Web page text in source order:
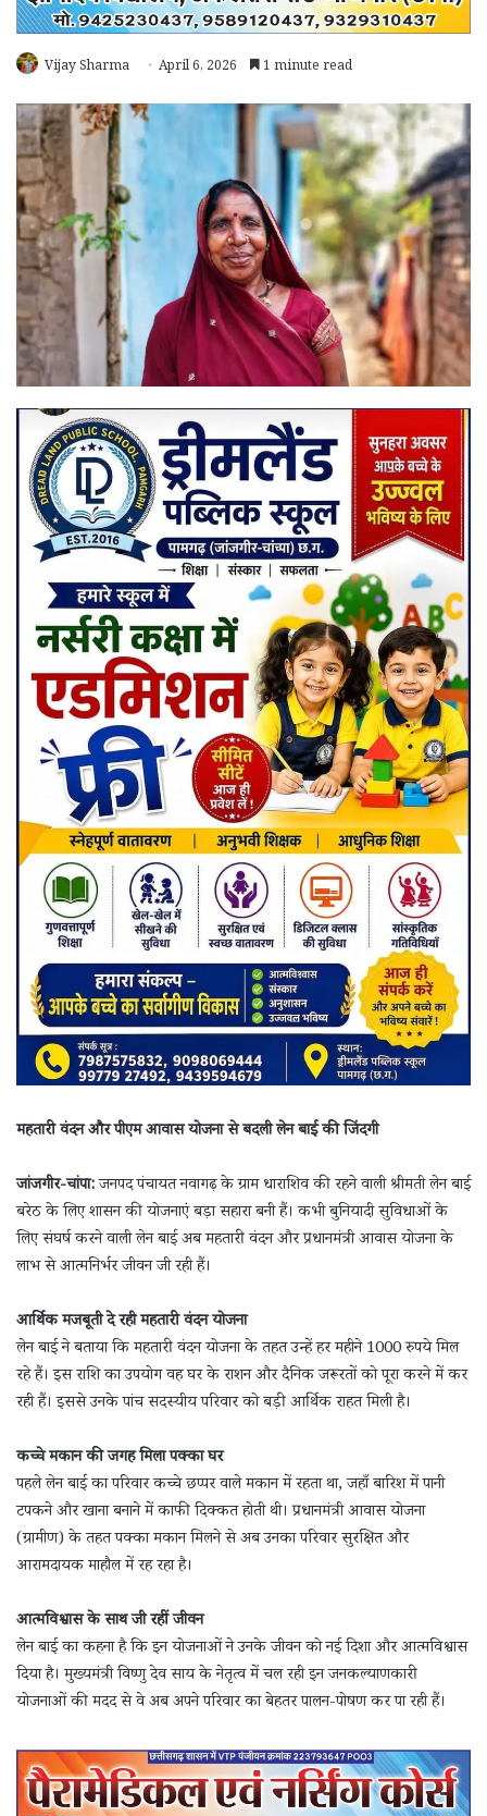
Vijay Sharma April 6, 2026 1 minute read
महतारी वंदन और पीएम आवास योजना से बदली लेन बाई की जिंदगी
जांजगीर-चांपा:जनपद पंचायत नवागढ़ के ग्राम धाराशिव की रहने वाली श्रीमती लेन बाई
बरेठ के लिए शासन की योजनाएं बड़ा सहारा बनी हैं। कभी बुनियादी सुविधाओं के
लिए संघर्ष करने वाली लेन बाई अब महतारी वंदन और प्रधानमंत्री आवास योजना के
लाभ से आत्मनिर्भर जीवन जी रही हैं।
आर्थिक मजबूती दे रही महतारी वंदन योजना
लेन बाई ने बताया कि महतारी वंदन योजना के तहत उन्हें हर महीने 1000 रुपये मिल
रहे हैं। इस राशि का उपयोग वह घर के राशन और दैनिक जरूरतों को पूरा करने में कर
रही हैं। इससे उनके पांच सदस्यीय परिवार को बड़ी आर्थिक राहत मिली है।
कच्चे मकान की जगह मिला पक्का घर
पहले लेन बाई का परिवार कच्चे छप्पर वाले मकान में रहता था, जहाँ बारिश में पानी
टपकने और खाना बनाने में काफी दिक्कत होती थी। प्रधानमंत्री आवास योजना
(ग्रामीण) के तहत पक्का मकान मिलने से अब उनका परिवार सुरक्षित और
आरामदायक माहौल में रह रहा है।
आत्मविश्वास के साथ जी रहीं जीवन
लेन बाई का कहना है कि इन योजनाओं ने उनके जीवन को नई दिशा और आत्मविश्वास
दिया है। मुख्यमंत्री विष्णु देव साय के नेतृत्व में चल रही इन जनकल्याणकारी
योजनाओं की मदद से वे अब अपने परिवार का बेहतर पालन-पोषण कर पा रही हैं।